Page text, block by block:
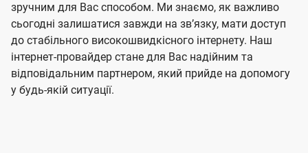
зручним для Вас способом. Ми знаємо, як важливо
сьогодні залишатися завжди на звʼязку, мати доступ
до стабільного високошвидкісного інтернету. Наш
інтернет-провайдер стане для Вас надійним та
відповідальним партнером, який прийде на допомогу
у будь-якій ситуації.